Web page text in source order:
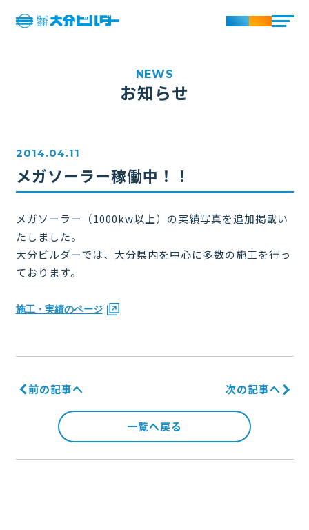
お知らせ
2014.04.11
メガソーラー稼働中！！
メガソーラー（1000kw以上）の実績写真を追加掲載い
たしました。
大分ビルダーでは、大分県内を中心に多数の施工を行っ
ております。
施工・実績のページ
前の記事へ 次の記事へ
一覧へ戻る